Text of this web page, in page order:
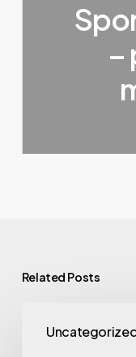
–
Related Posts